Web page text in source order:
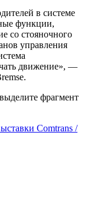
в системе
функции,
со стояночного
управления
движение», —
фрагмент
Comtrans /